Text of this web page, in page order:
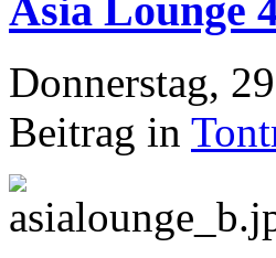
Asia Lounge
Donnerstag,
Beitrag in